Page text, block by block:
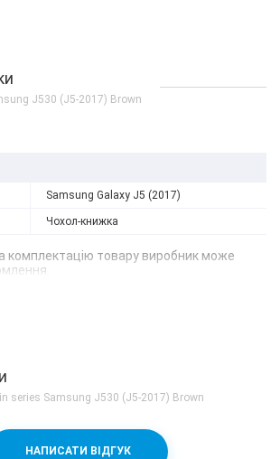
J530 (J5-2017) Brown
Samsung Galaxy J5 (2017)
Чохол-книжка
комплектацію товару виробник може
series Samsung J530 (J5-2017) Brown
НАПИСАТИ ВІДГУК